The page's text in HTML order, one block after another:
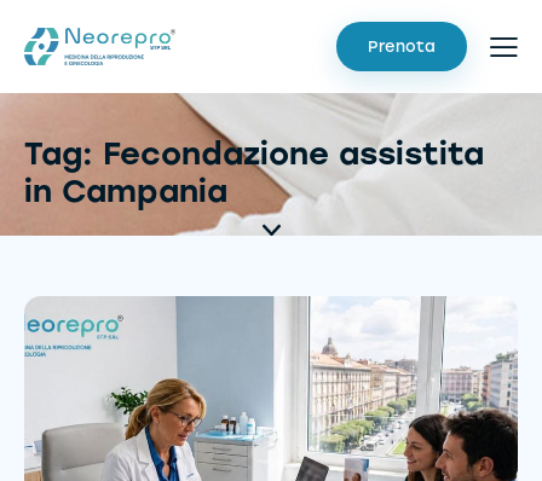
Prenota
Tag: Fecondazione assistita
in Campania